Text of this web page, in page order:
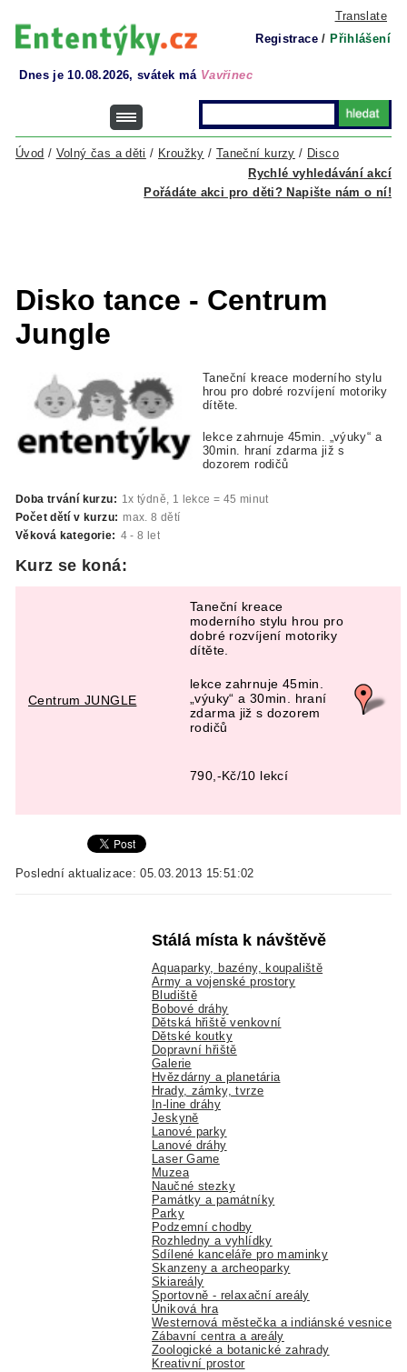
Translate
Registrace / Přihlášení
Dnes je 10.08.2026, svátek má Vavřinec
Rychlé vyhledávání akcí
Úvod / Volný čas a děti / Kroužky / Taneční kurzy / Disco
Pořádáte akci pro děti? Napište nám o ní!
Disko tance - Centrum
Jungle
Taneční kreace moderního stylu
hrou pro dobré rozvíjení motoriky
dítěte.
lekce zahrnuje 45min. „výuky“ a
30min. hraní zdarma již s
dozorem rodičů
Doba trvání kurzu: 1x týdně, 1 lekce = 45 minut
Počet dětí v kurzu: max. 8 dětí
Věková kategorie: 4 - 8 let
Kurz se koná:
Centrum JUNGLE
Taneční kreace
moderního stylu hrou pro
dobré rozvíjení motoriky
dítěte.
lekce zahrnuje 45min.
„výuky“ a 30min. hraní
zdarma již s dozorem
rodičů
790,-Kč/10 lekcí
Poslední aktualizace: 05.03.2013 15:51:02
Stálá místa k návštěvě
Aquaparky, bazény, koupaliště
Army a vojenské prostory
Bludiště
Bobové dráhy
Dětská hřiště venkovní
Dětské koutky
Dopravní hřiště
Galerie
Hvězdárny a planetária
Hrady, zámky, tvrze
In-line dráhy
Jeskyně
Lanové parky
Lanové dráhy
Laser Game
Muzea
Naučné stezky
Památky a památníky
Parky
Podzemní chodby
Rozhledny a vyhlídky
Sdílené kanceláře pro maminky
Skanzeny a archeoparky
Skiareály
Sportovně - relaxační areály
Úniková hra
Westernová městečka a indiánské vesnice
Zábavní centra a areály
Zoologické a botanické zahrady
Kreativní prostor